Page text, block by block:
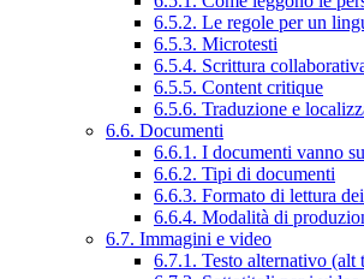
6.5.2. Le regole per un
6.5.3. Microtesti
6.5.4. Scrittura
6.5.5. Content critique
6.5.6. Traduzione e
6.6. Documenti
6.6.1. I documenti vanno
6.6.2. Tipi di documenti
6.6.3. Formato di lettura
6.6.4. Modalità di
6.7. Immagini e video
6.7.1. Testo alternativo (alt